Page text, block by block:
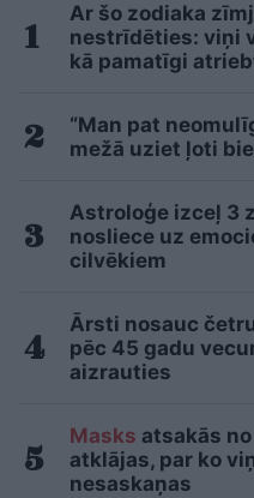
Ar šo zodiaka
nestrīdēties: viņi
kā pamatīgi
“Man pat
mežā uziet ļoti
Astroloģe izceļ 3
nosliece uz
cilvēkiem
Ārsti nosauc
pēc 45 gadu
aizrauties
Masks atsakās
atklājas, par ko
nesaskaņas